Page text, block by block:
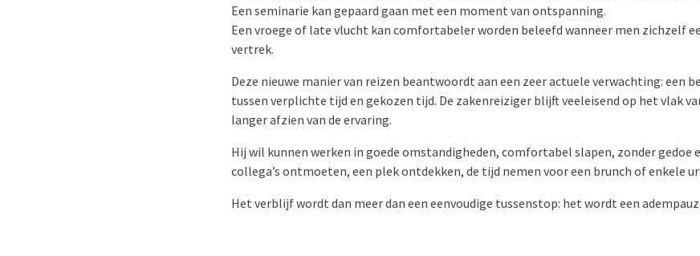
Een seminarie kan gepaard gaan met een moment van ontspanning.
Een vroege of late vlucht kan comfortabeler worden beleefd wanneer men zichzelf
vertrek.
Deze nieuwe manier van reizen beantwoordt aan een zeer actuele verwachting: een
tussen verplichte tijd en gekozen tijd. De zakenreiziger blijft veeleisend op het vlak
langer afzien van de ervaring.
Hij wil kunnen werken in goede omstandigheden, comfortabel slapen, zonder gedoe
collega’s ontmoeten, een plek ontdekken, de tijd nemen voor een brunch of enkele
Het verblijf wordt dan meer dan een eenvoudige tussenstop: het wordt een